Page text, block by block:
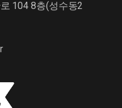
104 8층(성수동2